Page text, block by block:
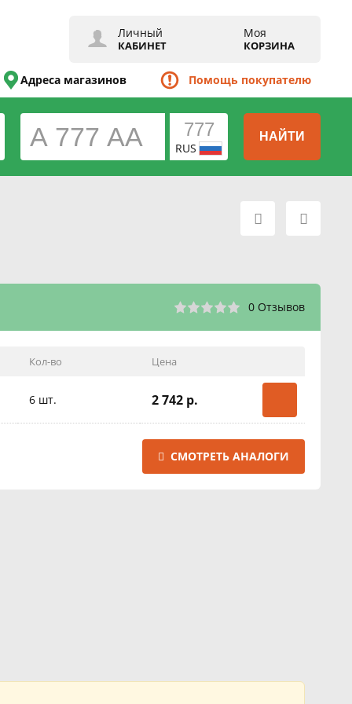
Личный
КАБИНЕТ
Моя
КОРЗИНА
Адреса магазинов Помощь покупателю
RUS
НАЙТИ
0 Отзывов
Кол-во Цена
6 шт. 2 742 р.
СМОТРЕТЬ АНАЛОГИ